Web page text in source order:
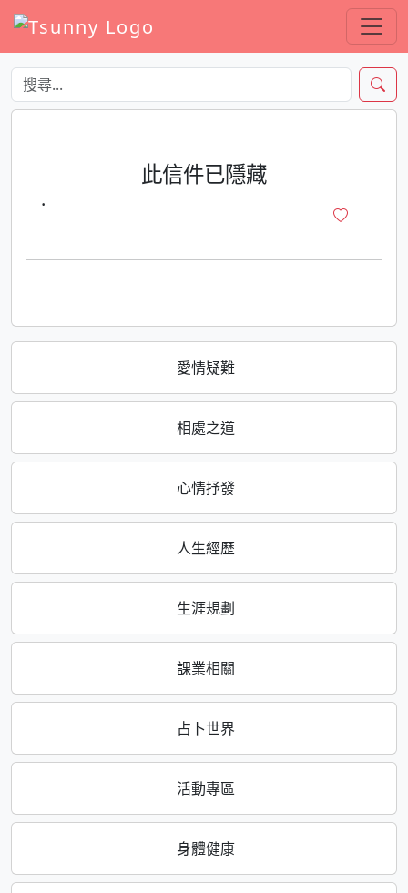
愛情疑難
相處之道
心情抒發
人生經歷
生涯規劃
課業相關
占卜世界
活動專區
身體健康
此信件已隱藏
·